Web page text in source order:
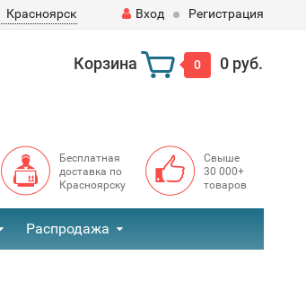
Красноярск Вход Регистрация
Корзина 0 0 руб.
Бесплатная
доставка по
Красноярску
Свыше
30 000+
товаров
Распродажа